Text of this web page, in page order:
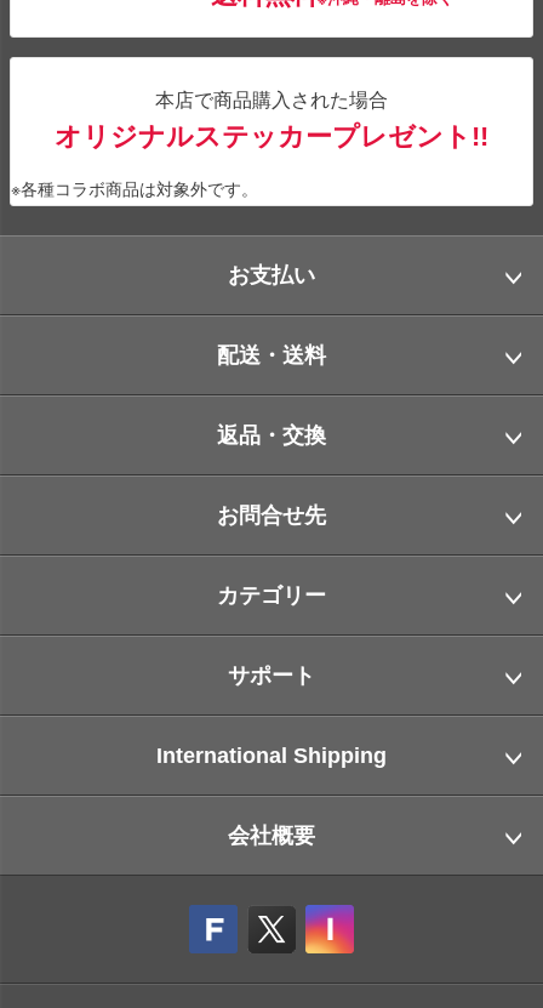
本店で商品購入された場合
オリジナルステッカープレゼント!!
※各種コラボ商品は対象外です。
お支払い
配送・送料
返品・交換
お問合せ先
カテゴリー
サポート
International Shipping
会社概要